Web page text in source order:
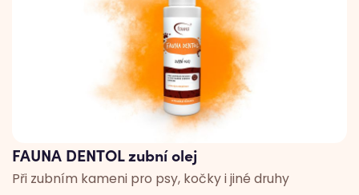
FAUNA DENTOL zubní olej
Při zubním kameni pro psy, kočky i jiné druhy